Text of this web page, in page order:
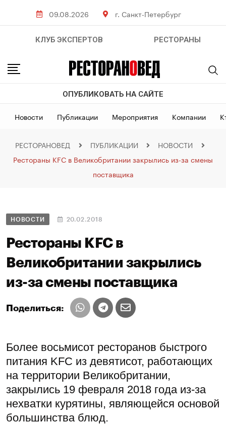
09.08.2026 г. Санкт-Петербург
КЛУБ ЭКСПЕРТОВ РЕСТОРАНЫ
ОПУБЛИКОВАТЬ НА САЙТЕ
Новости Публикации Мероприятия Компании
РЕСТОРАНОВЕД ПУБЛИКАЦИИ
НОВОСТИ
Рестораны KFC в Великобритании закрылись из-за смены
поставщика
НОВОСТИ 20.02.2018
Рестораны KFC в
Великобритании закрылись
из-за смены поставщика
Поделиться:
Более восьмисот ресторанов быстрого
питания KFC из девятисот, работающих
на территории Великобритании,
закрылись 19 февраля 2018 года из-за
нехватки курятины, являющейся основой
большинства блюд.